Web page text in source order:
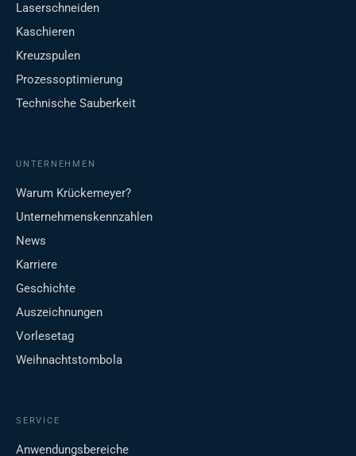
Laserschneiden
Kaschieren
Kreuzspulen
Prozessoptimierung
Technische Sauberkeit
UNTERNEHMEN
Warum Krückemeyer?
Unternehmenskennzahlen
News
Karriere
Geschichte
Auszeichnungen
Vorlesetag
Weihnachtstombola
SERVICE
Anwendungsbereiche